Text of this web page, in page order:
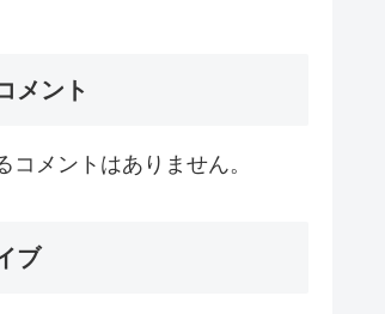
メント
コメントはありません。
ブ